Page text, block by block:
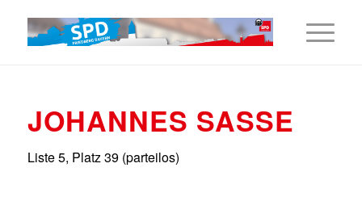
JOHANNES SASSE
Liste 5, Platz 39 (parteilos)